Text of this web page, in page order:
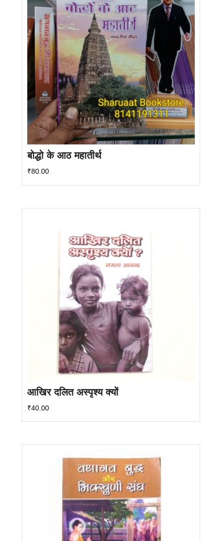
बोद्धो के आठ महातीर्थ
₹80.00
आखिर दलित अस्पृश्य क्यों
₹40.00